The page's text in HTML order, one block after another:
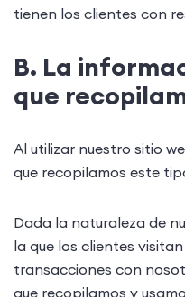
tienen los clientes con
B. La
que
Al utilizar nuestro sitio
que recopilamos este
Dada la naturaleza de
la que los clientes
transacciones con
que recopilamos y